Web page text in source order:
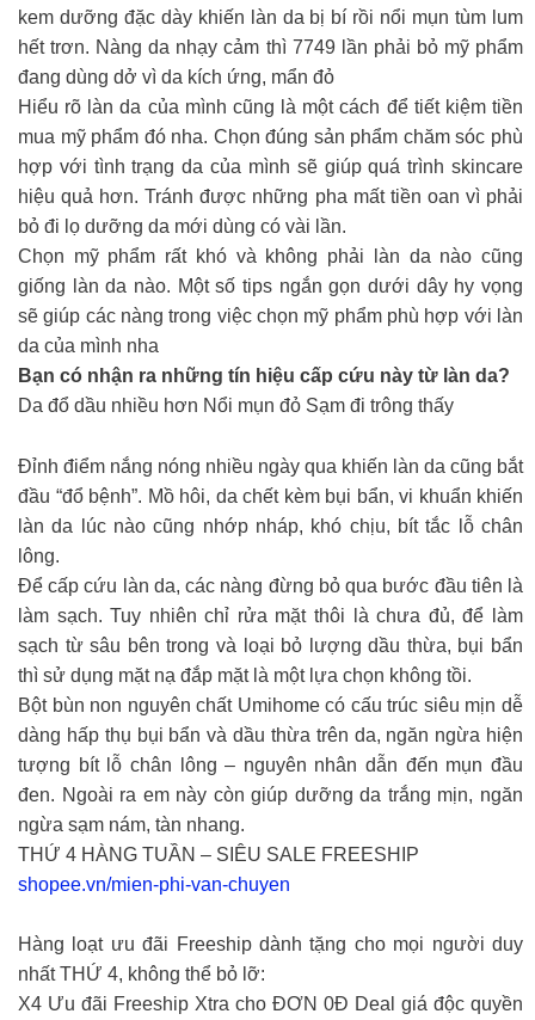
kem dưỡng đặc dày khiến làn da bị bí rồi nổi mụn tùm lum
hết trơn. Nàng da nhạy cảm thì 7749 lần phải bỏ mỹ phẩm
đang dùng dở vì da kích ứng, mẩn đỏ
Hiểu rõ làn da của mình cũng là một cách để tiết kiệm tiền
mua mỹ phẩm đó nha. Chọn đúng sản phẩm chăm sóc phù
hợp với tình trạng da của mình sẽ giúp quá trình skincare
hiệu quả hơn. Tránh được những pha mất tiền oan vì phải
bỏ đi lọ dưỡng da mới dùng có vài lần.
Chọn mỹ phẩm rất khó và không phải làn da nào cũng
giống làn da nào. Một số tips ngắn gọn dưới dây hy vọng
sẽ giúp các nàng trong việc chọn mỹ phẩm phù hợp với làn
da của mình nha
Bạn có nhận ra những tín hiệu cấp cứu này từ làn da?
Da đổ dầu nhiều hơn Nổi mụn đỏ Sạm đi trông thấy
Đỉnh điểm nắng nóng nhiều ngày qua khiến làn da cũng bắt
đầu “đổ bệnh”. Mồ hôi, da chết kèm bụi bẩn, vi khuẩn khiến
làn da lúc nào cũng nhớp nháp, khó chịu, bít tắc lỗ chân
lông.
Để cấp cứu làn da, các nàng đừng bỏ qua bước đầu tiên là
làm sạch. Tuy nhiên chỉ rửa mặt thôi là chưa đủ, để làm
sạch từ sâu bên trong và loại bỏ lượng dầu thừa, bụi bẩn
thì sử dụng mặt nạ đắp mặt là một lựa chọn không tồi.
Bột bùn non nguyên chất Umihome có cấu trúc siêu mịn dễ
dàng hấp thụ bụi bẩn và dầu thừa trên da, ngăn ngừa hiện
tượng bít lỗ chân lông – nguyên nhân dẫn đến mụn đầu
đen. Ngoài ra em này còn giúp dưỡng da trắng mịn, ngăn
ngừa sạm nám, tàn nhang.
THỨ 4 HÀNG TUẦN – SIÊU SALE FREESHIP
shopee.vn/mien-phi-van-chuyen
Hàng loạt ưu đãi Freeship dành tặng cho mọi người duy
nhất THỨ 4, không thể bỏ lỡ:
X4 Ưu đãi Freeship Xtra cho ĐƠN 0Đ Deal giá độc quyền